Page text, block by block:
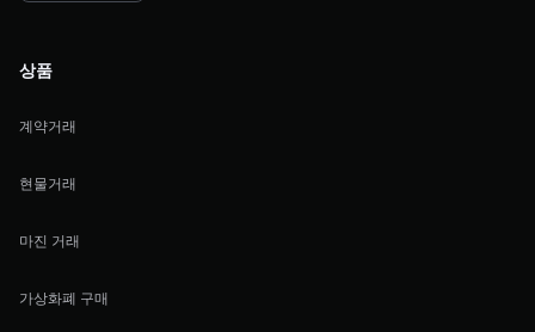
상품
계약거래
현물거래
마진 거래
가상화폐 구매